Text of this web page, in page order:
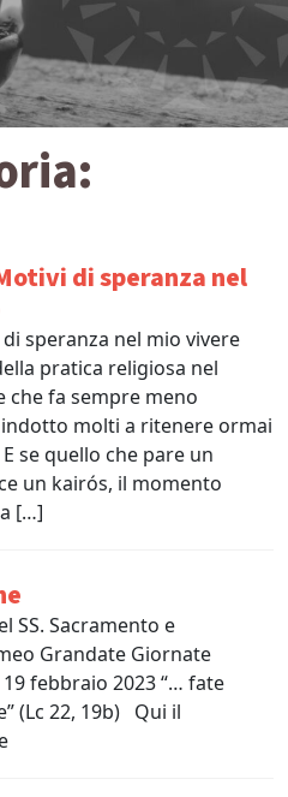
di speranza nel
speranza nel mio vivere
pratica religiosa nel
fa sempre meno
molti a ritenere ormai
se quello che pare un
un kairós, il momento
[…]
SS. Sacramento e
Grandate Giornate
febbraio 2023 “… fate
(Lc 22, 19b) Qui il